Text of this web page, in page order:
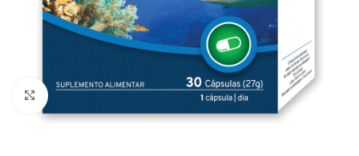
Click to enlarge